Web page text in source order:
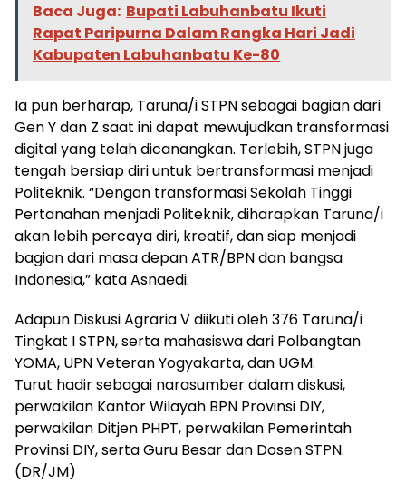
Baca Juga: Bupati Labuhanbatu Ikuti
Rapat Paripurna Dalam Rangka Hari Jadi
Kabupaten Labuhanbatu Ke-80
Ia pun berharap, Taruna/i STPN sebagai bagian dari
Gen Y dan Z saat ini dapat mewujudkan transformasi
digital yang telah dicanangkan. Terlebih, STPN juga
tengah bersiap diri untuk bertransformasi menjadi
Politeknik. “Dengan transformasi Sekolah Tinggi
Pertanahan menjadi Politeknik, diharapkan Taruna/i
akan lebih percaya diri, kreatif, dan siap menjadi
bagian dari masa depan ATR/BPN dan bangsa
Indonesia,” kata Asnaedi.
Adapun Diskusi Agraria V diikuti oleh 376 Taruna/i
Tingkat I STPN, serta mahasiswa dari Polbangtan
YOMA, UPN Veteran Yogyakarta, dan UGM.
Turut hadir sebagai narasumber dalam diskusi,
perwakilan Kantor Wilayah BPN Provinsi DIY,
perwakilan Ditjen PHPT, perwakilan Pemerintah
Provinsi DIY, serta Guru Besar dan Dosen STPN.
(DR/JM)